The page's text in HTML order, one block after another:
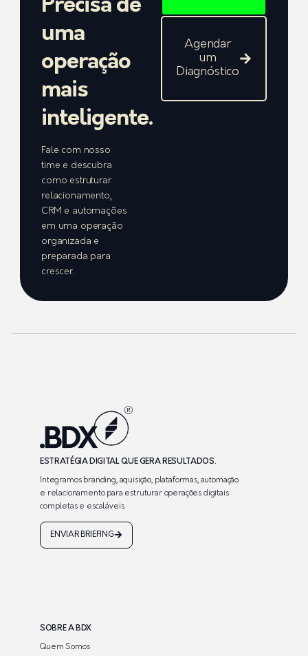
Precisa de
uma
operação
mais
inteligente.
Fale com nosso
time e descubra
como estruturar
relacionamento,
CRM e automações
em uma operação
organizada e
preparada para
crescer.
Agendar
um
Diagnóstico
ESTRATÉGIA DIGITAL QUE GERA RESULTADOS.
Integramos branding, aquisição, plataformas, automação
e relacionamento para estruturar operações digitais
completas e escaláveis.
ENVIAR BRIEFING
SOBRE A BDX
Quem Somos